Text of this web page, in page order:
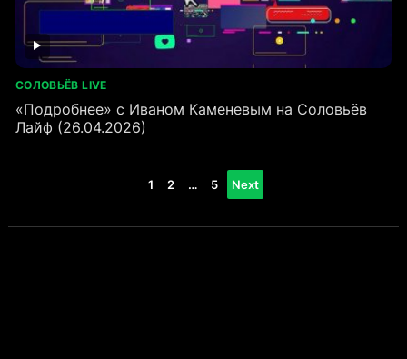
СОЛОВЬЁВ LIVE
«Подробнее» с Иваном Каменевым на Соловьёв
Лайф (26.04.2026)
1 2 … 5 Next